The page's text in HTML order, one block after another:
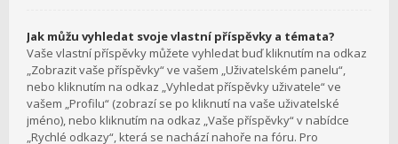
Jak můžu vyhledat svoje vlastní příspěvky a témata?
Vaše vlastní příspěvky můžete vyhledat buď kliknutím na odkaz
„Zobrazit vaše příspěvky“ ve vašem „Uživatelském panelu“,
nebo kliknutím na odkaz „Vyhledat příspěvky uživatele“ ve
vašem „Profilu“ (zobrazí se po kliknutí na vaše uživatelské
jméno), nebo kliknutím na odkaz „Vaše příspěvky“ v nabídce
„Rychlé odkazy“, která se nachází nahoře na fóru. Pro